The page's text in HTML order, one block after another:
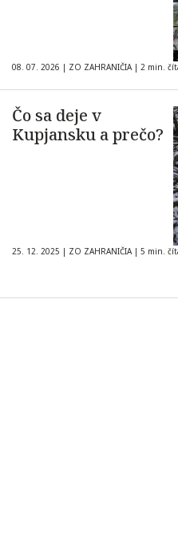
08. 07. 2026 | ZO ZAHRANIČIA | 2 min.
Čo sa deje v
Kupjansku a prečo?
25. 12. 2025 | ZO ZAHRANIČIA | 5 min.